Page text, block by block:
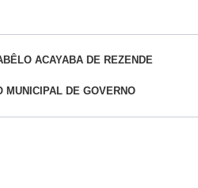
ACAYABA DE REZENDE
MUNICIPAL DE GOVERNO